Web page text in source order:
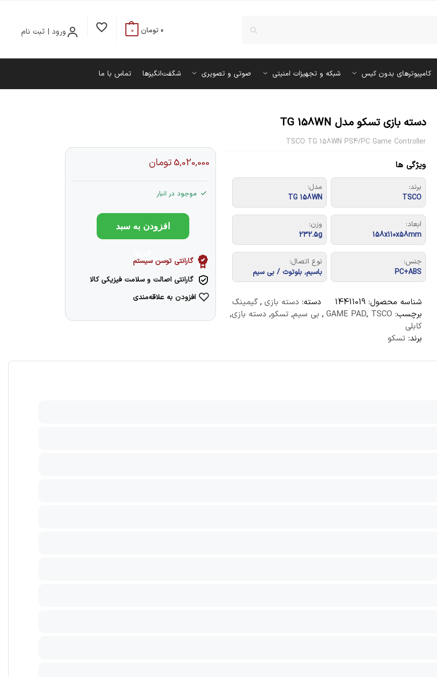
ورود | ثبت نام 0 تومان 0
کامپیوترهای بدون کیس شبکه و تجهیزات امنیتی صوتی و تصویری شگفت‌انگیزها تماس با ما
دسته بازی تسکو مدل TG 158WN
TSCO TG 158WN PS4/PC Game Controller
ویژگی ها
برند:
TSCO
مدل:
TG 158WN
ابعاد:
158x110x58mm
وزن:
232.5g
جنس:
PC+ABS
نوع اتصال:
باسیم, بلوتوث / بی سیم
شناسه محصول:14411019 دسته: دسته بازی ,گیمینگ
برچسب:
GAME PAD, TSCO
, بی سیم,تسکو, دسته بازی,
کابلی
برند:تسکو
5,020,000تومان
موجود در انبار
افزودن به سبد
گارانتی توسن سیستم
گارانتی اصالت و سلامت فیزیکی کالا
افزودن به علاقه‌مندی